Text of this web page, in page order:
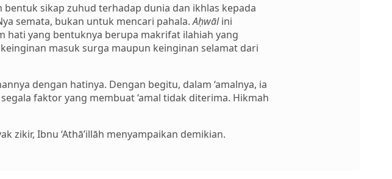
sikap zuhud terhadap dunia dan ikhlas kepada
semata, bukan untuk mencari pahala.Aḥwālini
hati yang bentuknya berupa makrifat ilahiah yang
masuk surga maupun keinginan selamat dari
dengan hatinya. Dengan begitu, dalam ‘amalnya, ia
faktor yang membuat ‘amal tidak diterima. Hikmah
zikir, Ibnu ‘Athā’illāh menyampaikan demikian.